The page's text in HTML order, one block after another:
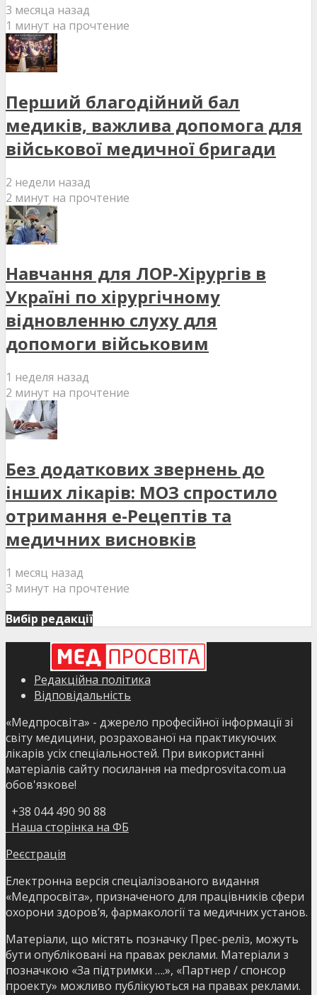
3 месяца назад
1 минут на прочтение
Перший благодійний бал
медиків, важлива допомога для
військової медичної бригади
2 недели назад
2 минут на прочтение
Навчання для ЛОР-Хірургів в
Україні по хірургічному
відновленню слуху для
допомоги військовим
1 неделя назад
2 минут на прочтение
Без додаткових звернень до
інших лікарів: МОЗ спростило
отримання е-Рецептів та
медичних висновків
1 месяц назад
3 минут на прочтение
Вибір редакції
Редакційна політика
Відповідальність
«Медпросвіта» - джерело професійної інформації зі
світу медицини, розрахованої на практикуючих
лікарів усіх спеціальностей. При використанні
матеріалів сайту посилання на medprosvita.com.ua
обов'язкове!
+38 044 490 90 88
Наша сторінка на ФБ
Реєстрація
Електронна версія спеціалізованого видання
«Медпросвіта», призначеного для працівників сфери
охорони здоров’я, фармакології та медичних установ.
Матеріали, що містять позначку Прес-реліз, можуть
бути опубліковані на правах реклами. Матеріали з
позначкою «За підтримки ….», «Партнер / спонсор
проекту» можливо публікуються на правах реклами.